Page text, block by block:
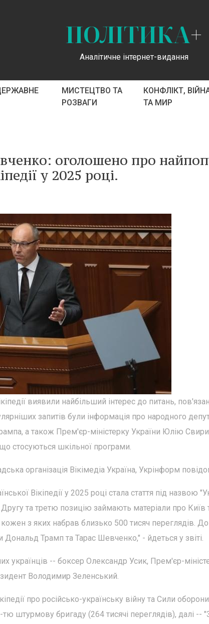
ПОЛІТИКА+
Аналітичне інтернет-видання
МИСТЕЦТВО ТА
РОЗВАГИ
КОНФЛІКТ,
ТА МИР
оголошено про
у 2025 році.
виявили найбільший інтерес до питань,
запитів були інформація про народного
а також Прем'єр-міністерку України Юлію
стосуються шкільної програми.
організація Вікімедіа Україна, Укрінформ
Вікіпедії у 2025 році стала стаття під назвою
та третю позицію займають матеріали про Київ
кожен з яких набрав близько 500 тисяч переглядів. До
Трамп та Тарас Шевченко," - йдеться у звіті.
українців -- боксер Олександр Усик, Прем'єр-
Володимир Зеленський.
про російсько-українську війну та Сили
штурмову бригаду (264 тисячі переглядів), далі --